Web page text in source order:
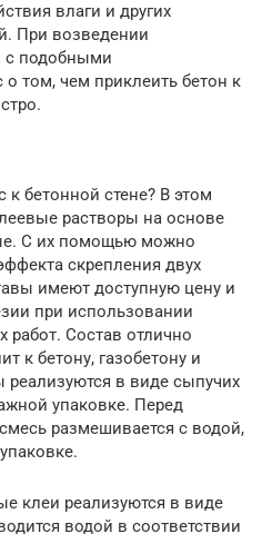
влаги и других
При возведении
с подобными
о том, чем приклеить бетон к
бетонной стене? В этом
растворы на основе
С их помощью можно
скрепления двух
имеют доступную цену и
при использовании
работ. Состав отлично
к бетону, газобетону и
реализуются в виде сыпучих
упаковке. Перед
размешивается с водой,
клеи реализуются в виде
водой в соответствии